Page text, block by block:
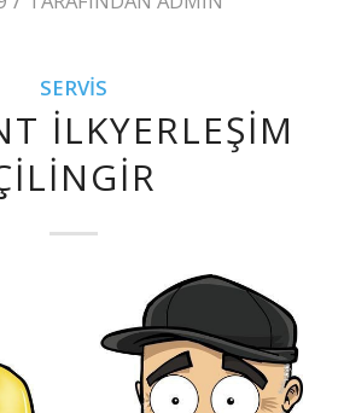
SERVIS
İLKYERLEŞIM